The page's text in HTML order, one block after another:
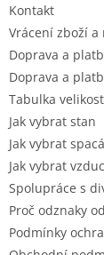
Kontakt
Vrácení zboží a
Doprava a
Doprava a
Tabulka
Jak vybrat stan
Jak vybrat
Jak vybrat
Spolupráce s
Proč odznaky
Podmínky